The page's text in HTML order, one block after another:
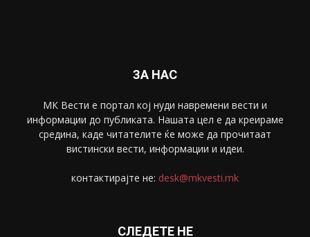
ЗА НАС
МК Вести е портал коj нуди навремени вести и
информации до публиката. Нашата цел е да креираме
средина, каде читателите ќе може да прочитаат
вистински вести, информации и идеи.
контактирајте не: desk@mkvesti.mk
СЛЕДЕТЕ НЕ